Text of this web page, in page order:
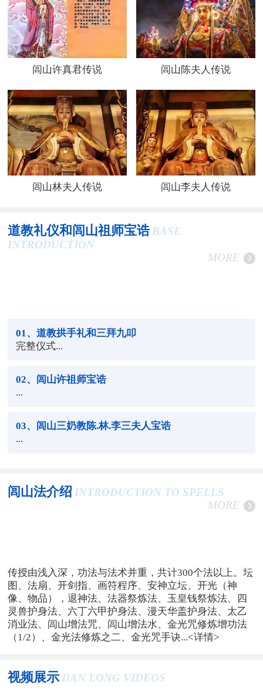
闾山许真君传说 闾山陈夫人传说
闾山林夫人传说 闾山李夫人传说
道教礼仪和闾山祖师宝诰 BASE
INTRODUCTION
MORE
01 、道教拱手礼和三拜九叩
完整仪式...
02、闾山许祖师宝诰
...
03、闾山三奶教陈.林.李三夫人宝诰
...
闾山法介绍 INTRODUCTION TO SPELLS
MORE
传授由浅入深，功法与法术并重，共计300个法以上。坛
图、法扇、开剑指、画符程序、安神立坛、开光（神
像、物品），退神法、法器祭炼法、玉皇钱祭炼法、四
灵兽护身法、六丁六甲护身法、漫天华盖护身法、太乙
消业法、闾山增法咒、闾山增法水、金光咒修炼增功法
（1/2）、金光法修炼之二、金光咒手诀...<详情>
视频展示 DAN LONG VIDEOS